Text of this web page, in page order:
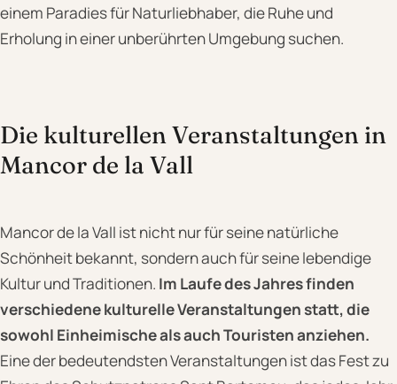
einem Paradies für Naturliebhaber, die Ruhe und
Erholung in einer unberührten Umgebung suchen.
Die kulturellen Veranstaltungen in
Mancor de la Vall
Mancor de la Vall ist nicht nur für seine natürliche
Schönheit bekannt, sondern auch für seine lebendige
Kultur und Traditionen. Im Laufe des Jahres finden
verschiedene kulturelle Veranstaltungen statt, die
sowohl Einheimische als auch Touristen anziehen.
Eine der bedeutendsten Veranstaltungen ist das Fest zu